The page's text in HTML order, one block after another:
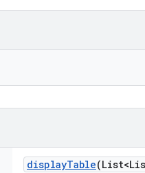
displayTable